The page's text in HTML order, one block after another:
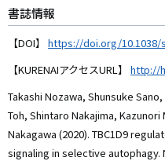
書誌情報
【DOI】 https://doi.org/10.1038/
【KURENAIアクセスURL】 http://
Takashi Nozawa, Shunsuke
Toh, Shintaro Nakajima,
Nakagawa (2020). TBC1D9
signaling in selective autophagy.